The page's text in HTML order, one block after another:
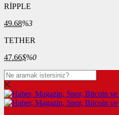
RİPPLE
49.68%3
TETHER
47.66$%0